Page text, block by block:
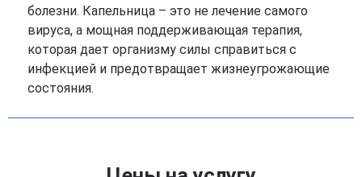
болезни. Капельница – это не лечение самого
вируса, а мощная поддерживающая терапия,
которая дает организму силы справиться с
инфекцией и предотвращает жизнеугрожающие
состояния.